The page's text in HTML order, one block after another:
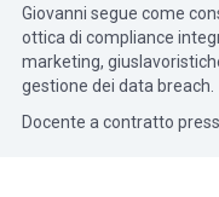
Giovanni segue come
ottica di compliance
marketing,
gestione dei data breach.
Docente a contratto